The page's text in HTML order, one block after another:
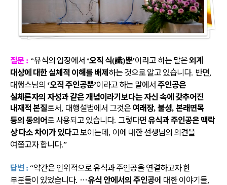
질문 : “유식의 입장에서 ‘오직 식(識)뿐’이라고 하는 말은외계
대상에 대한 실체적 이해를 배제하는 것으로 알고 있습니다. 반면,
대행스님의 ‘오직 주인공뿐’이라고 하는 말에서주인공은
실체론자의 자성과 같은 개념이라기보다는 자신 속에 갖추어진
내재적 본질로서, 대행설법에서 그것은여래장, 불성, 본래면목
등의 동의어로 사용되고 있습니다. 그렇다면유식과 주인공은 맥락
상 다소 차이가 있다고 보이는데, 이에 대한 선생님의 의견을
여쭙고자 합니다.”
답변 : “약간은 인위적으로 유식과 주인공을 연결하고자 한
부분들이 있었습니다. …유식 안에서의 주인공에 대한 이야기들,